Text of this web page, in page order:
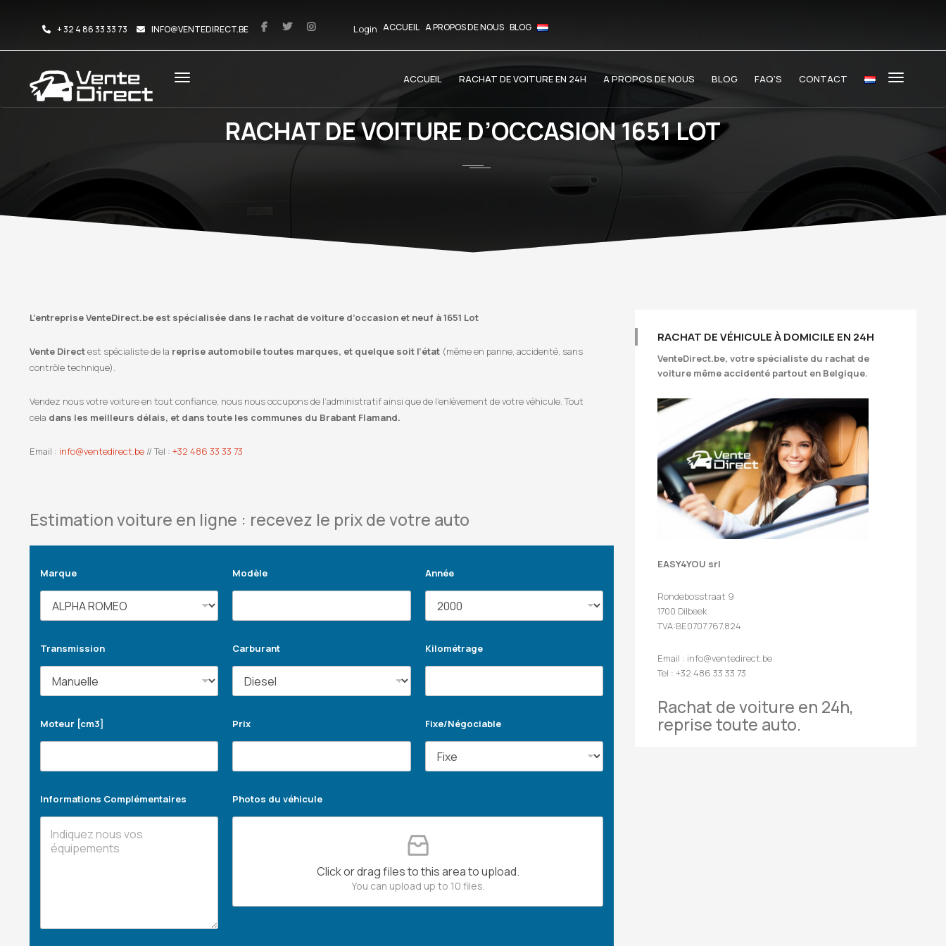
+ 32 4 86 33 33 73 INFO@VENTEDIRECT.BE Login ACCUEIL A PROPOS DE NOUS BLOG
ACCUEIL RACHAT DE VOITURE EN 24H A PROPOS DE NOUS BLOG FAQ’S CONTACT
RACHAT DE VOITURE D’OCCASION 1651 LOT
L’entreprise VenteDirect.be est spécialisée dans le rachat de voiture d’occasion et neuf à 1651 Lot
Vente Directest spécialiste de la reprise automobile toutes marques, et quelque soit l’état (même en panne, accidenté, sans
contrôle technique).
Vendez nous votre voiture en tout confiance, nous nous occupons de l’administratif ainsi que de l’enlèvement de votre véhicule. Tout
cela dans les meilleurs délais, et dans toute les communes du Brabant Flamand.
Email : info@ventedirect.be // Tel : +32 486 33 33 73
Estimation voiture en ligne : recevez le prix de votre auto
Marque Modèle Année
Transmission Carburant Kilométrage
Moteur [cm3] Prix Fixe/Négociable
Informations Complémentaires Photos du véhicule
Click or drag files to this area to upload.
You can upload up to 10 files.
RACHAT DE VÉHICULE À DOMICILE EN 24H
VenteDirect.be, votre spécialiste du rachat de
voiture même accidenté partout en Belgique.
EASY4YOU srl
Rondebosstraat 9
1700 Dilbeek
TVA:BE0707.767.824
Email : info@ventedirect.be
Tel : +32 486 33 33 73
Rachat de voiture en 24h,
reprise toute auto.